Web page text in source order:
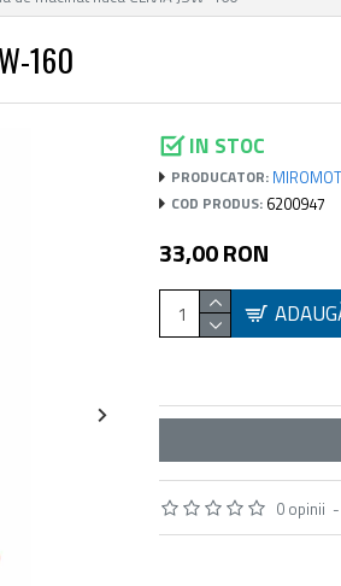
160
IN STOC
PRODUCATOR:
COD PRODUS: 6200947
0 opinii -
33,00 RON